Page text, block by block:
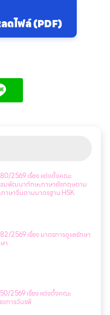
ดไฟล์ (PDF)
2569 เรื่อง แต่งตั้งคณะ
รมพัฒนาทักษะภาษาอังกฤษตาม
าษาจีนตามมาตรฐาน HSK
2569 เรื่อง มาตรการดูแลรักษา
า
2569 เรื่อง แต่งตั้งคณะ
งการวันรพี